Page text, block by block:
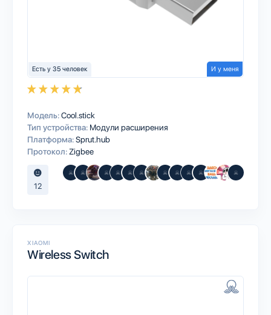
Есть у 35 человек И у меня
Модель:Cool.stick
Тип устройства: Модули расширения
Платформа:Sprut.hub
Протокол: Zigbee
12
XIAOMI
Wireless Switch